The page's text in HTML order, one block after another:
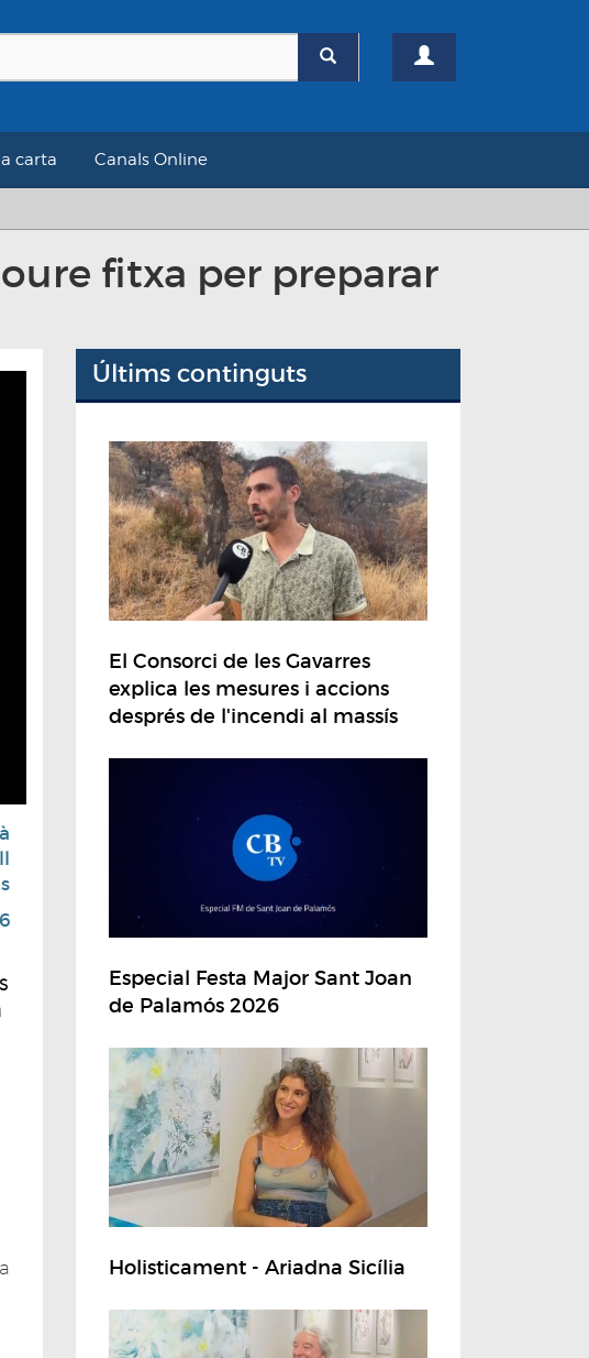
carta Canals Online
fitxa per preparar
Últims continguts
El Consorci de les Gavarres
explica les mesures i accions
després de l'incendi al massís
Especial Festa Major Sant Joan
de Palamós 2026
Holisticament - Ariadna Sicília